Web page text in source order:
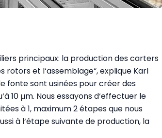
principaux: la production des carters
et l‘assemblage“, explique Karl
fonte sont usinées pour créer des
10 µm. Nous essayons d‘effectuer le
à 1, maximum 2 étapes que nous
à l‘étape suivante de production, la